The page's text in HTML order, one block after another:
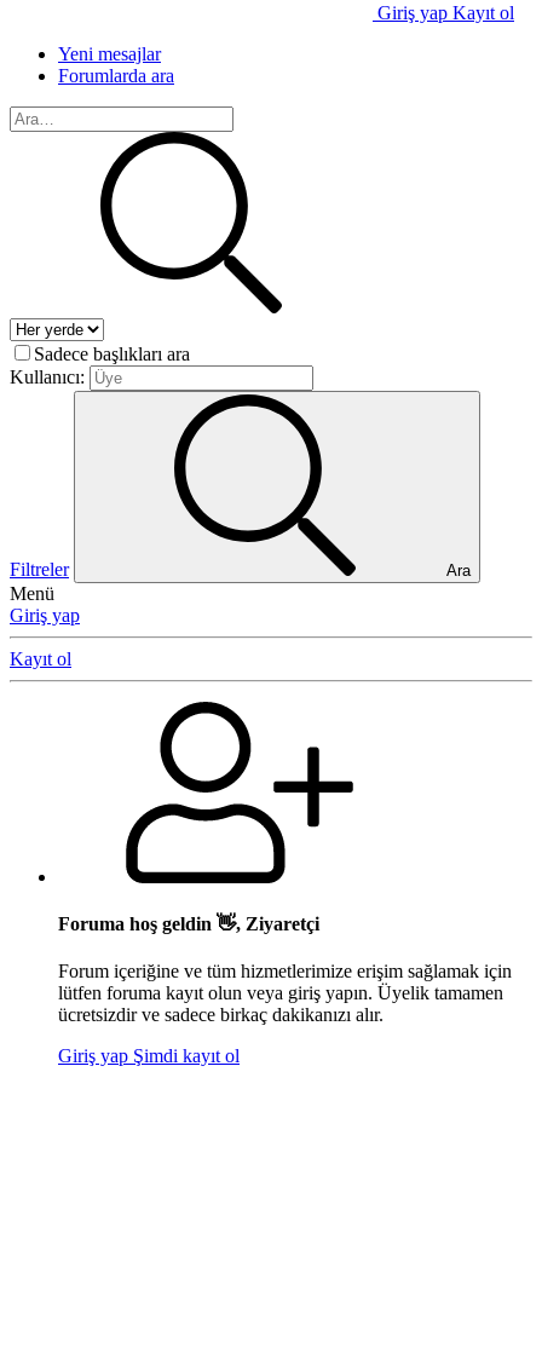
Giriş yap Kayıt ol
Yeni mesajlar
Forumlarda ara
Sadece başlıkları ara
Kullanıcı:
Filtreler Ara
Menü
Giriş yap
Kayıt ol
Foruma hoş geldin 👋, Ziyaretçi
Forum içeriğine ve tüm hizmetlerimize erişim sağlamak için
lütfen foruma kayıt olun veya giriş yapın. Üyelik tamamen
ücretsizdir ve sadece birkaç dakikanızı alır.
Giriş yap Şimdi kayıt ol